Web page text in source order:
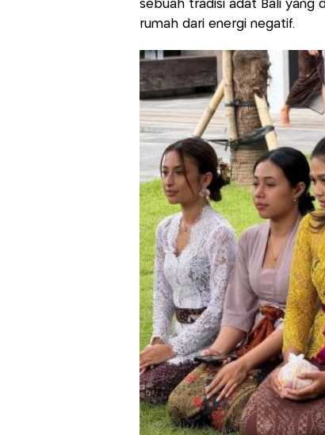
sebuah tradisi adat Bali yang
rumah dari energi negatif.